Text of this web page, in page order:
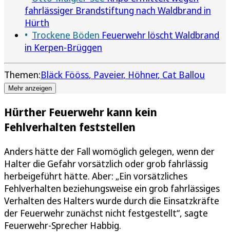
fahrlässiger Brandstiftung nach Waldbrand in
Hürth
Trockene Böden Feuerwehr löscht Waldbrand
in Kerpen-Brüggen
Themen:Bläck Fööss Paveier Höhner Cat Ballou
Mehr anzeigen
Hürther Feuerwehr kann kein
Fehlverhalten feststellen
Anders hätte der Fall womöglich gelegen, wenn der
Halter die Gefahr vorsätzlich oder grob fahrlässig
herbeigeführt hätte. Aber: „Ein vorsätzliches
Fehlverhalten beziehungsweise ein grob fahrlässiges
Verhalten des Halters wurde durch die Einsatzkräfte
der Feuerwehr zunächst nicht festgestellt“, sagte
Feuerwehr-Sprecher Habbig.